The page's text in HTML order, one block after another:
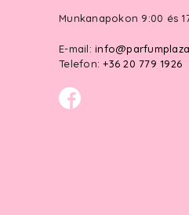
Munkanapokon 9:00 és
E-mail:
Telefon: +36 20 779 1926